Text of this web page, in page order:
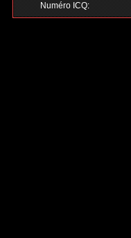
Numéro ICQ: